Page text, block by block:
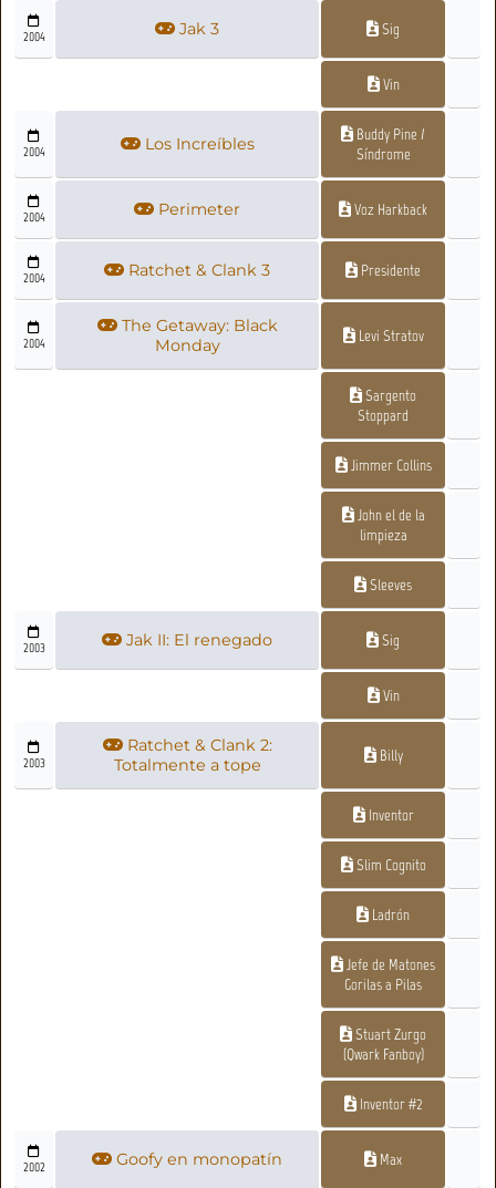
2004 Jak 3 Sig
Vin
2004 Los Increíbles
Buddy Pine /
Síndrome
2004 Perimeter Voz Harkback
2004 Ratchet & Clank 3 Presidente
2004
The Getaway: Black
Monday
Levi Stratov
Sargento
Stoppard
Jimmer Collins
John el de la
limpieza
Sleeves
2003 Jak II: El renegado Sig
Vin
2003
Ratchet & Clank 2:
Totalmente a tope
Billy
Inventor
Slim Cognito
Ladrón
Jefe de Matones
Gorilas a Pilas
Stuart Zurgo
(Qwark Fanboy)
Inventor #2
2002 Goofy en monopatín Max